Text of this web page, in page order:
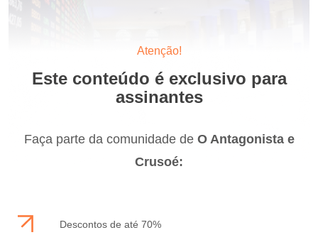
Atenção!
Este conteúdo é exclusivo para
assinantes
Faça parte da comunidade de O Antagonista e
Crusoé:
Descontos de até 70%